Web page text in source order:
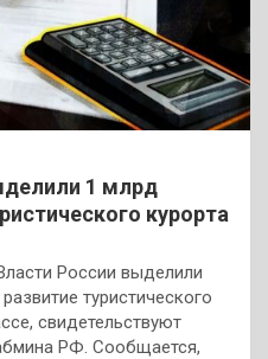
1 млрд
курорта
России выделили
туристического
свидетельствуют
РФ. Сообщается,